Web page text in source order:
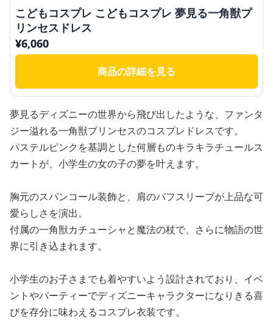
こどもコスプレ こどもコスプレ 夢見る一角獣プ
リンセスドレス
¥6,060
商品の詳細を見る
夢見るディズニーの世界から飛び出したような、ファンタ
ジー溢れる一角獣プリンセスのコスプレドレスです。
パステルピンクを基調とした何層ものキラキラチュールス
カートが、小学生の女の子の夢を叶えます。
胸元のスパンコール装飾と、肩のパフスリーブが上品な可
愛らしさを演出。
付属の一角獣カチューシャと魔法の杖で、さらに物語の世
界に引き込まれます。
小学生のお子さまでも着やすいよう設計されており、イベ
ントやパーティーでディズニーキャラクターになりきる喜
びを存分に味わえるコスプレ衣装です。